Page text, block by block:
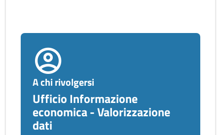
A chi rivolgersi
Ufficio Informazione
economica - Valorizzazione
dati